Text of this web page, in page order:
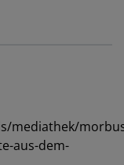
mediathek/
aus-dem-